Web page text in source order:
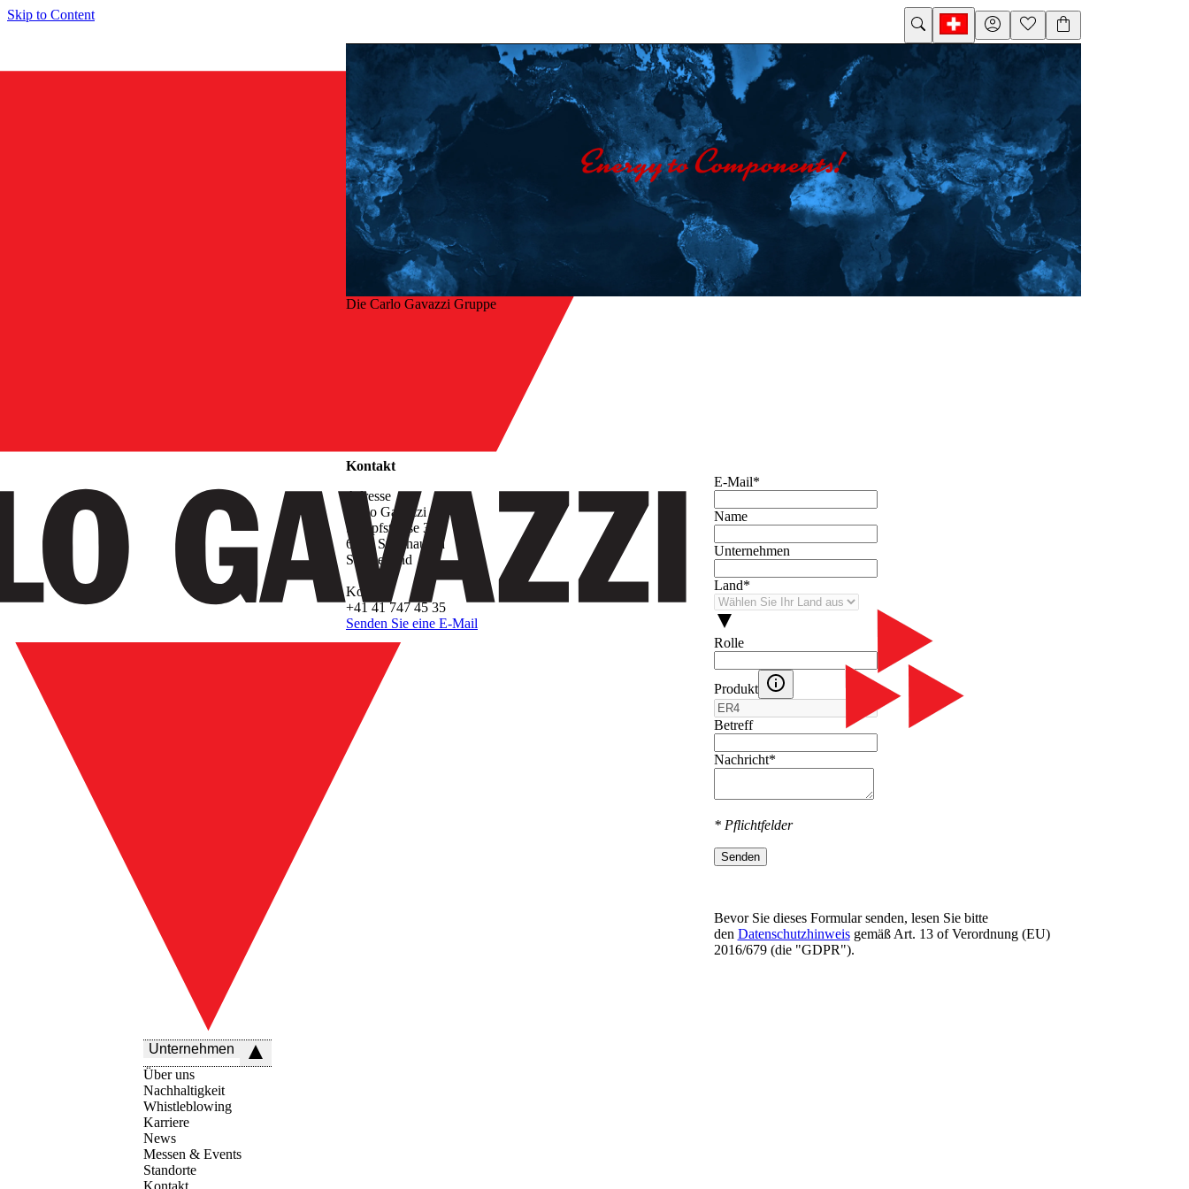
Skip to Content
Unternehmen
Über uns
Nachhaltigkeit
Whistleblowing
Karriere
News
Messen & Events
Standorte
Kontakt
Die Carlo Gavazzi Gruppe
Kontakt
Adresse
Carlo Gavazzi AG
Sumpfstrasse 3
6312 Steinhausen
Switzerland
Kontakt
+41 41 747 45 35
Senden Sie eine E-Mail
E-Mail*
Name
Unternehmen
Land*
Rolle
Produkt
Betreff
Nachricht*
* Pflichtfelder
Senden
Bevor Sie dieses Formular senden, lesen Sie bitte
den Datenschutzhinweisgemäß Art. 13 оf Verordnung (EU)
2016/679 (die "GDPR").